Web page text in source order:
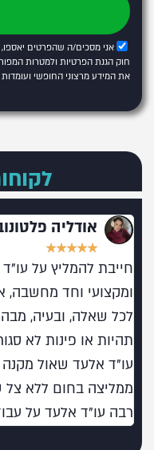
אני מסכים/ה שהפרטים יאספו,
חוק הגנת הפרטיות ולמטרות
את המידע מרצוני החופשי ועומדות
אודליה
★
★
★
★
★
חייבת להמליץ על
ומקצועי וחד מחשבה,
לכל שאלה, ובעיה,
תהיות או פינות לא
עו"ד אלעד שאול
ממליצה בחום ללא צל
רבה עו"ד אלעד על